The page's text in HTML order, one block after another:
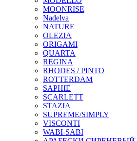
MOONRISE
Nadelva
NATURE
OLEZIA
ORIGAMI
QUARTA
REGINA
RHODES / PINTO
ROTTERDAM
SAPHIE
SCARLETT
STAZIA
SUPREME/SIMPLY
VISCONTI
WABI-SABI